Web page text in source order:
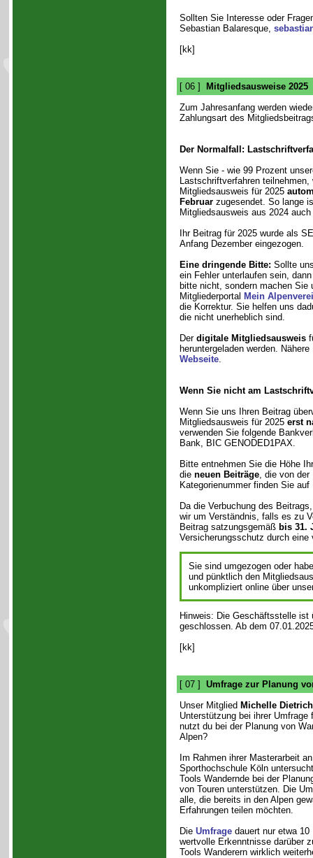
Sollten Sie Interesse oder
Sebastian Balaresque,
[kk]
[ 06 ]
Mitgliedsausweise 2025
Zum Jahresanfang werden
Zahlungsart des
Der Normalfall:
Wenn Sie - wie 99 Prozent
Lastschriftverfahren teilnehmen,
Mitgliedsausweis für 2025
Februarzugesendet. So lange
Mitgliedsausweis aus 2024
Ihr Beitrag für 2025 wurde als
Anfang Dezember eingezogen.
Eine dringende Bitte: Sollte
ein Fehler unterlaufen sein,
bitte nicht, sondern machen Sie
Mitgliederportal Mein
die Korrektur. Sie helfen uns
die nicht unerheblich sind.
Der digitale Mitgliedsausweis
heruntergeladen werden.
Webseite.
Wenn Sie nicht am
Wenn Sie uns Ihren Beitrag
Mitgliedsausweis für 2025 erst
verwenden Sie folgende
Bank, BIC GENODED1PAX.
Bitte entnehmen Sie die Höhe
die neuen Beiträge, die von der
Kategorienummer finden Sie
Da die Verbuchung des
wir um Verständnis, falls es zu
Beitrag satzungsgemäß bis 31.
Versicherungsschutz durch
Sie sind umgezogen oder
und pünktlich den
unkompliziert online über
Hinweis: Die Geschäftsstelle ist
geschlossen. Ab dem
[kk]
[ 07 ] Umfrage zur Planung
Unser Mitglied Michelle Dietrich
Unterstützung bei ihrer Umfrage
nutzt du bei der Planung von
Alpen?
Im Rahmen ihrer Masterarbeit
Sporthochschule Köln
Tools Wandernde bei der
von Touren unterstützen. Die
alle, die bereits in den Alpen
Erfahrungen teilen möchten.
Die Umfragedauert nur etwa 10
wertvolle Erkenntnisse darüber
Tools Wanderern wirklich